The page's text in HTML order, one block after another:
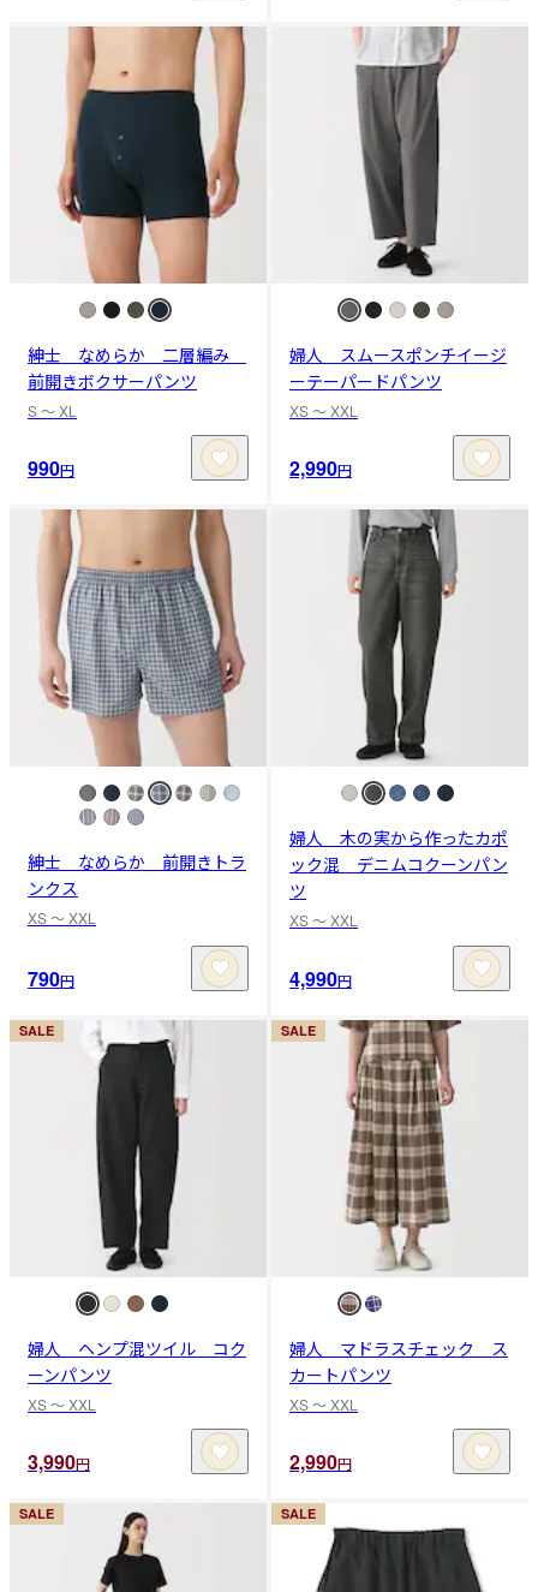
紳士 なめらか 二層編み
前開きボクサーパンツ
S 〜 XL
990円
婦人 スムースポンチイージ
ーテーパードパンツ
XS 〜 XXL
2,990円
紳士 なめらか 前開きトラ
ンクス
XS 〜 XXL
790円
婦人 木の実から作ったカポ
ック混 デニムコクーンパン
ツ
XS 〜 XXL
4,990円
SALE
婦人 ヘンプ混ツイル コク
ーンパンツ
XS 〜 XXL
3,990円
SALE
婦人 マドラスチェック ス
カートパンツ
XS 〜 XXL
2,990円
SALE SALE